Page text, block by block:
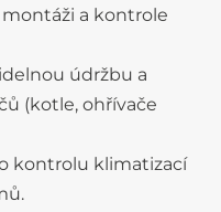
a kontrole
údržbu a
(kotle, ohřívače
kontrolu klimatizací